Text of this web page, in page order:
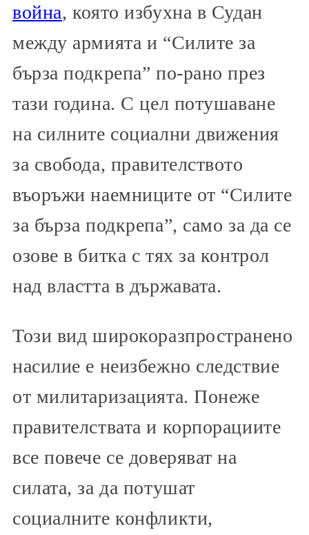
война, която избухна в Судан
между армията и “Силите за
бърза подкрепа” по-рано през
тази година. С цел потушаване
на силните социални движения
за свобода, правителството
въоръжи наемниците от “Силите
за бърза подкрепа”, само за да се
озове в битка с тях за контрол
над властта в държавата.
Този вид широкоразпространено
насилие е неизбежно следствие
от милитаризацията. Понеже
правителствата и корпорациите
все повече се доверяват на
силата, за да потушат
социалните конфликти,